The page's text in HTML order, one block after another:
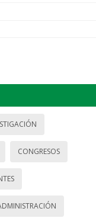
CONGRESOS